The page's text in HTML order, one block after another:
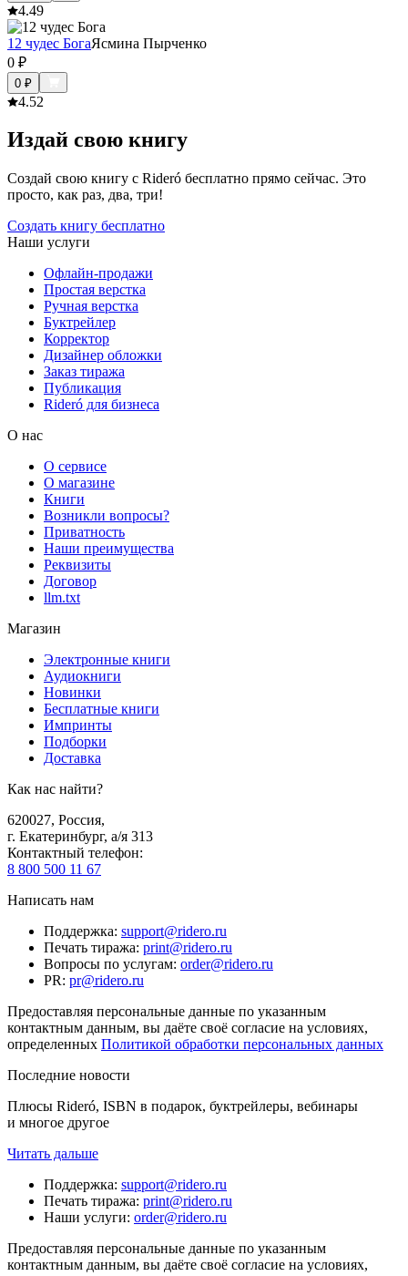
4.49
12 чудес БогаЯсмина Пырченко
0 ₽
0 ₽
4.52
Издай свою книгу
Создай свою книгу с Rideró бесплатно прямо сейчас. Это
просто, как раз, два, три!
Создать книгу бесплатно
Наши услуги
Офлайн-продажи
Простая верстка
Ручная верстка
Буктрейлер
Корректор
Дизайнер обложки
Заказ тиража
Публикация
Rideró для бизнеса
О нас
О сервисе
О магазине
Книги
Возникли вопросы?
Приватность
Наши преимущества
Реквизиты
Договор
llm.txt
Магазин
Электронные книги
Аудиокниги
Новинки
Бесплатные книги
Импринты
Подборки
Доставка
Как нас найти?
620027, Россия,
г. Екатеринбург, а/я 313
Контактный телефон:
8 800 500 11 67
Написать нам
Поддержка: support@ridero.ru
Печать тиража: print@ridero.ru
Вопросы по услугам: order@ridero.ru
PR: pr@ridero.ru
Предоставляя персональные данные по указанным
контактным данным, вы даёте своё согласие на условиях,
определенных Политикой обработки персональных данных
Последние новости
Плюсы Rideró, ISBN в подарок, буктрейлеры, вебинары
и многое другое
Читать дальше
Поддержка: support@ridero.ru
Печать тиража: print@ridero.ru
Наши услуги: order@ridero.ru
Предоставляя персональные данные по указанным
контактным данным, вы даёте своё согласие на условиях,